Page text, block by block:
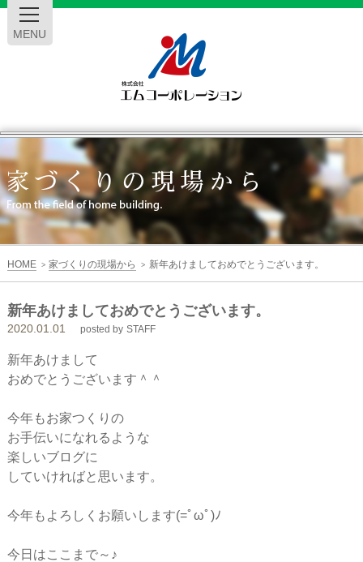
MENU
エ
ム
コ
ー
ポ
レ
ー
シ
ョ
ン
HOME > 家づくりの現場から > 新年あけましておめでとうございます。
新年あけましておめでとうございます。
2020.01.01 posted by STAFF
新年あけまして
おめでとうございます＾＾
今年もお家つくりの
お手伝いになれるような
楽しいブログに
していければと思います。
今年もよろしくお願いします(=ﾟωﾟ)ﾉ
今日はここまで～♪